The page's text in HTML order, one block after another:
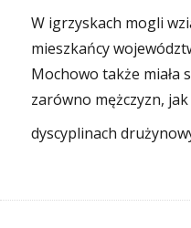
W igrzyskach mogli
mieszkańcy
Mochowo także miała
zarówno mężczyzn,
dyscyplinach